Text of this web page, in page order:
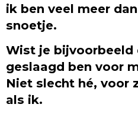
ik ben veel meer
snoetje.
Wist je bijvoorbeeld
geslaagd ben voor
Niet slecht hé, voor
als ik.